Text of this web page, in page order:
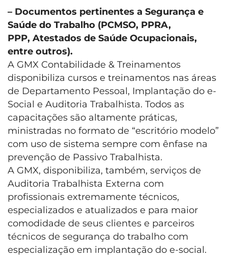
– Documentos pertinentes a Segurança e
Saúde do Trabalho (PCMSO, PPRA,
PPP, Atestados de Saúde Ocupacionais,
entre outros).
A GMX Contabilidade & Treinamentos
disponibiliza cursos e treinamentos nas áreas
de Departamento Pessoal, Implantação do e-
Social e Auditoria Trabalhista. Todos as
capacitações são altamente práticas,
ministradas no formato de “escritório modelo”
com uso de sistema sempre com ênfase na
prevenção de Passivo Trabalhista.
A GMX, disponibiliza, também, serviços de
Auditoria Trabalhista Externa com
profissionais extremamente técnicos,
especializados e atualizados e para maior
comodidade de seus clientes e parceiros
técnicos de segurança do trabalho com
especialização em implantação do e-social.